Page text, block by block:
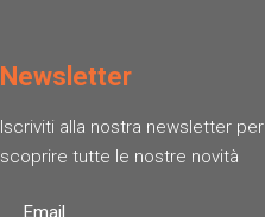
Newsletter
Iscriviti alla nostra newsletter per
scoprire tutte le nostre novità